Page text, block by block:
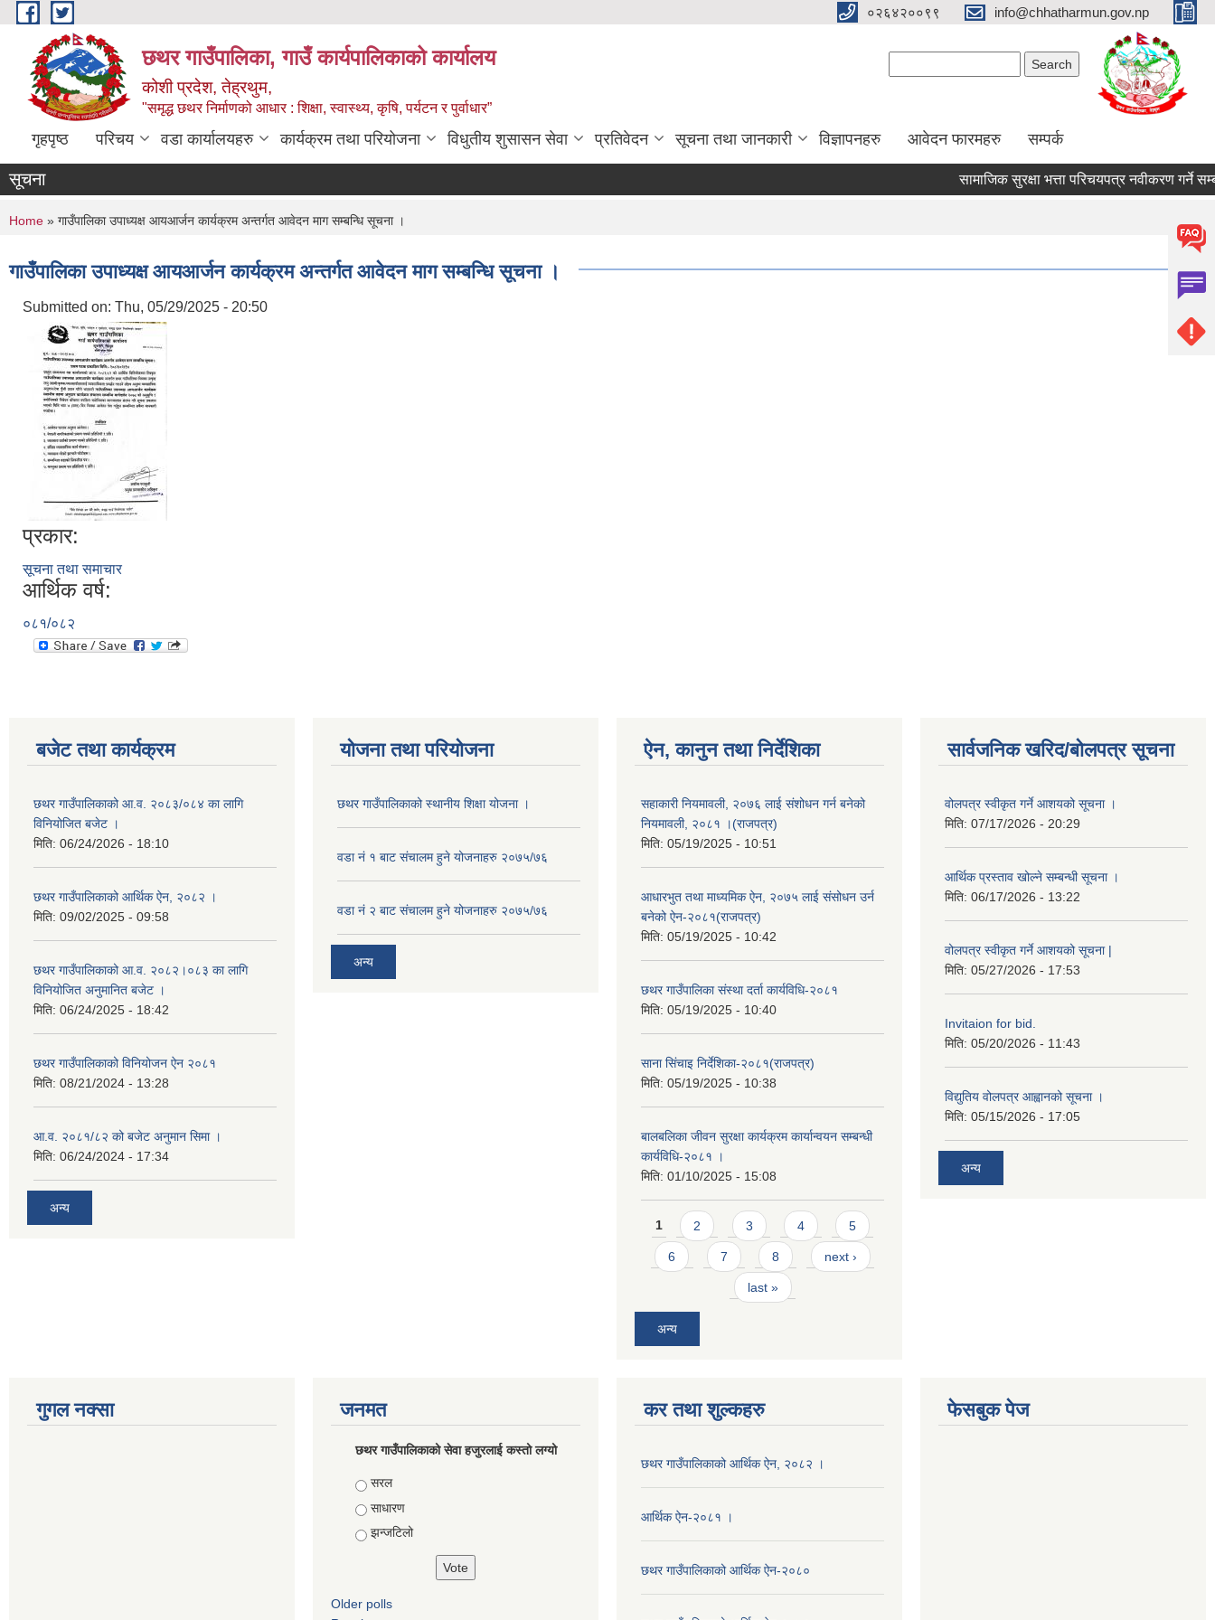
Skip to main content ०२६४२००९९ info@chhatharmun.gov.np
छथर गाउँपालिका, गाउँ कार्यपालिकाको कार्यालय
कोशी प्रदेश, तेह्रथुम,
"समृद्ध छथर निर्माणको आधार : शिक्षा, स्वास्थ्य, कृषि, पर्यटन र पुर्वाधार”
गृहपृष्ठ परिचय वडा कार्यालयहरु कार्यक्रम तथा परियोजना विधुतीय शुसासन सेवा प्रतिवेदन सूचना तथा जानकारी विज्ञापनहरु आवेदन फारमहरु सम्पर्क
सूचना सामाजिक सुरक्षा भत्ता परिचयपत्र नवीकरण गर्ने
You are here
Home » गाउँपालिका उपाध्यक्ष आयआर्जन कार्यक्रम अन्तर्गत आवेदन माग सम्बन्धि सूचना ।
गाउँपालिका उपाध्यक्ष आयआर्जन कार्यक्रम अन्तर्गत आवेदन माग सम्बन्धि सूचना ।
Submitted on: Thu, 05/29/2025 - 20:50
प्रकार:
सूचना तथा समाचार
आर्थिक वर्ष:
०८१/०८२
बजेट तथा कार्यक्रम
छथर गाउँपालिकाको आ.व. २०८३/०८४ का लागि
विनियोजित बजेट ।
मिति: 06/24/2026 - 18:10
छथर गाउँपालिकाको आर्थिक ऐन, २०८२ ।
मिति: 09/02/2025 - 09:58
छथर गाउँपालिकाको आ.व. २०८२।०८३ का लागि
विनियोजित अनुमानित बजेट ।
मिति: 06/24/2025 - 18:42
छथर गाउँपालिकाको विनियोजन ऐन २०८१
मिति: 08/21/2024 - 13:28
आ.व. २०८१/८२ को बजेट अनुमान सिमा ।
मिति: 06/24/2024 - 17:34
अन्य
योजना तथा परियोजना
छथर गाउँपालिकाको स्थानीय शिक्षा योजना ।
वडा नं १ बाट संचालम हुने योजनाहरु २०७५/७६
वडा नं २ बाट संचालम हुने योजनाहरु २०७५/७६
अन्य
ऐन, कानुन तथा निर्देशिका
सहाकारी नियमावली, २०७६ लाई संशोधन गर्न बनेको
नियमावली, २०८१ ।(राजपत्र)
मिति: 05/19/2025 - 10:51
आधारभुत तथा माध्यमिक ऐन, २०७५ लाई संसोधन उर्न
बनेको ऐन-२०८१(राजपत्र)
मिति: 05/19/2025 - 10:42
छथर गाउँपालिका संस्था दर्ता कार्यविधि-२०८१
मिति: 05/19/2025 - 10:40
साना सिंचाइ निर्देशिका-२०८१(राजपत्र)
मिति: 05/19/2025 - 10:38
बालबलिका जीवन सुरक्षा कार्यक्रम कार्यान्वयन सम्बन्धी
कार्यविधि-२०८१ ।
मिति: 01/10/2025 - 15:08
Pages
1 2 3 4 5
6 7 8 next ›
last »
अन्य
सार्वजनिक खरिद/बोलपत्र सूचना
वोलपत्र स्वीकृत गर्ने आशयको सूचना ।
मिति: 07/17/2026 - 20:29
आर्थिक प्रस्ताव खोल्ने सम्बन्धी सूचना ।
मिति: 06/17/2026 - 13:22
वोलपत्र स्वीकृत गर्ने आशयको सूचना |
मिति: 05/27/2026 - 17:53
Invitaion for bid.
मिति: 05/20/2026 - 11:43
विद्युतिय वोलपत्र आह्वानको सूचना ।
मिति: 05/15/2026 - 17:05
अन्य
गुगल नक्सा जनमत
छथर गाउँपालिकाको सेवा हजुरलाई कस्तो लग्यो
Choices
सरल
साधारण
झन्जटिलो
Older polls
कर तथा शुल्कहरु
छथर गाउँपालिकाको आर्थिक ऐन, २०८२ ।
आर्थिक ऐन-२०८१ ।
छथर गाउँपालिकाको आर्थिक ऐन-२०८०
फेसबुक पेज